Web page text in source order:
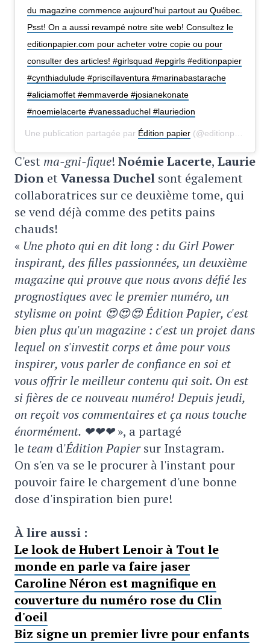
du magazine commence aujourd'hui partout au Québec.
Psst! On a aussi revampé notre site web! Consultez le
editionpapier.com pour acheter votre copie ou pour
consulter des articles! #girlsquad #epgirls #editionpapier
#cynthiadulude #priscillaventura #marinabastarache
#aliciamoffet #emmaverde #josianekonate
#noemielacerte #vanessaduchel #lauriedion
Une publication partagée par Édition papier (@editionpapier) le
C'est ma-gni-fique! Noémie Lacerte, Laurie
Dion et Vanessa Duchel sont également
collaboratrices sur ce deuxième tome, qui
se vend déjà comme des petits pains
chauds!
« Une photo qui en dit long : du Girl Power
inspirant, des filles passionnées, un deuxième
magazine qui prouve que nous avons défié les
prognostiques avec le premier numéro, un
stylisme on point 😍😍😍 Édition Papier, c'est
bien plus qu'un magazine : c'est un projet dans
lequel on s'investit corps et âme pour vous
inspirer, vous parler de confiance en soi et
vous offrir le meilleur contenu qui soit. On est
si fières de ce nouveau numéro! Depuis jeudi,
on reçoit vos commentaires et ça nous touche
énormément. ❤❤❤», a partagé
le team d'Édition Papiersur Instagram.
On s'en va se le procurer à l'instant pour
pouvoir faire le chargement d'une bonne
dose d'inspiration bien pure!
À lire aussi :
Le look de Hubert Lenoir à Tout le
monde en parle va faire jaser
Caroline Néron est magnifique en
couverture du numéro rose du Clin
d'oeil
Biz signe un premier livre pour enfants